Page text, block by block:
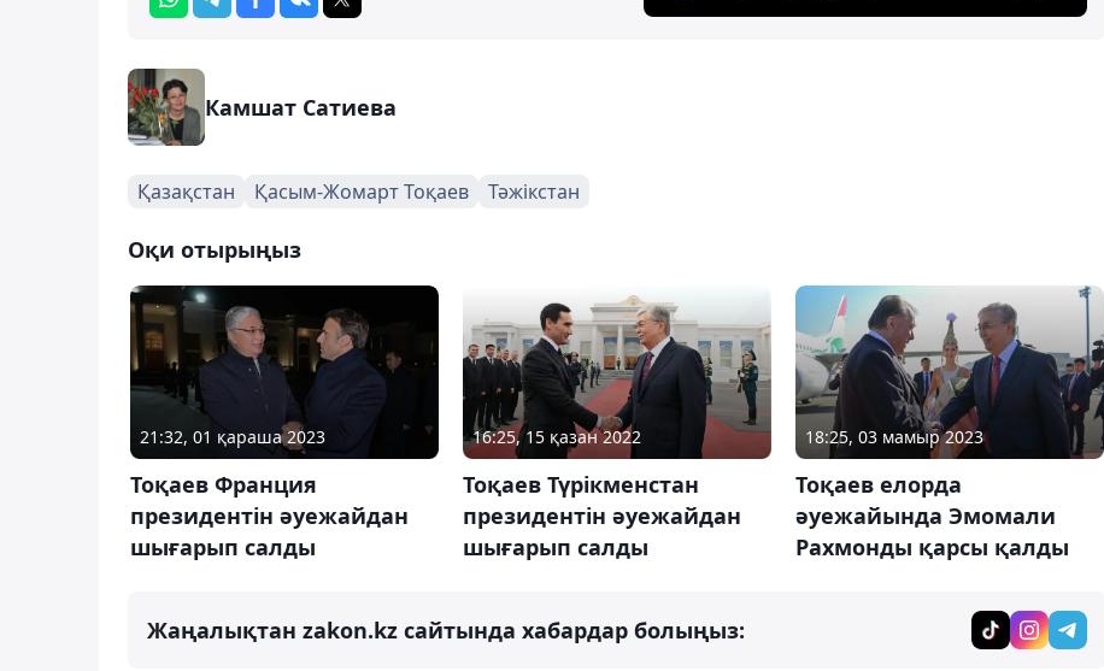
Камшат Сатиева
Қазақстан Қасым-Жомарт Тоқаев Тәжікстан
Оқи отырыңыз
21:32, 01 қараша 2023
Тоқаев Франция
президентін әуежайдан
шығарып салды
16:25, 15 қазан 2022
Тоқаев Түрікменстан
президентін әуежайдан
шығарып салды
18:25, 03 мамыр 2023
Тоқаев елорда
әуежайында Эмомали
Рахмонды қарсы қалды
Жаңалықтан zakon.kz сайтында хабардар болыңыз: